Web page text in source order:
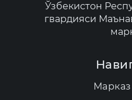
Ўзбекистон
гвардияси